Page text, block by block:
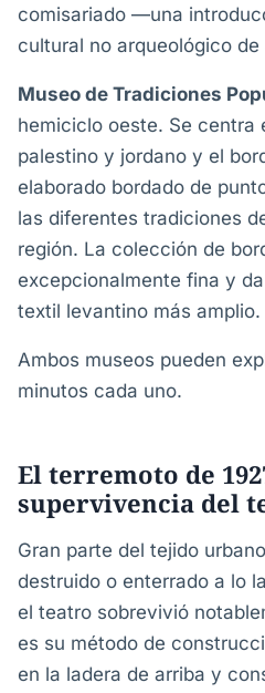
comisariado —una
cultural no arqueológico
Museo de Tradiciones
hemiciclo oeste. Se centra
palestino y jordano y el
elaborado bordado de
las diferentes tradiciones
región. La colección de
excepcionalmente fina y
textil levantino más amplio.
Ambos museos pueden
minutos cada uno.
El terremoto de
supervivencia del
Gran parte del tejido
destruido o enterrado a lo
el teatro sobrevivió
es su método de
en la ladera de arriba y